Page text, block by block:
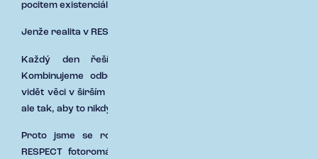
pocitem existenciální krize.
Jenže realita v RESPECTu je… řekněme o dost živější.
Každý den řešíme situace, které nemají „ctrl+z“.
Kombinujeme odbornost, rychlá rozhodnutí a schopnost
vidět věci v širším kontextu. A občas taky improvizujeme —
ale tak, aby to nikdy nebylo poznat.
Proto jsme se rozhodli tenhle svět otevřít. Spouštíme
RESPECT fotoromán